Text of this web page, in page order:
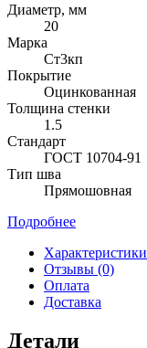
Диаметр, мм
20
Марка
Ст3кп
Покрытие
Оцинкованная
Толщина стенки
1.5
Стандарт
ГОСТ 10704-91
Тип шва
Прямошовная
Подробнее
Характеристики
Отзывы (0)
Оплата
Доставка
Детали